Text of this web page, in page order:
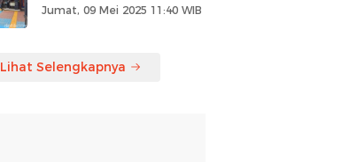
Jumat, 09 Mei 2025 11:40 WIB
Lihat Selengkapnya